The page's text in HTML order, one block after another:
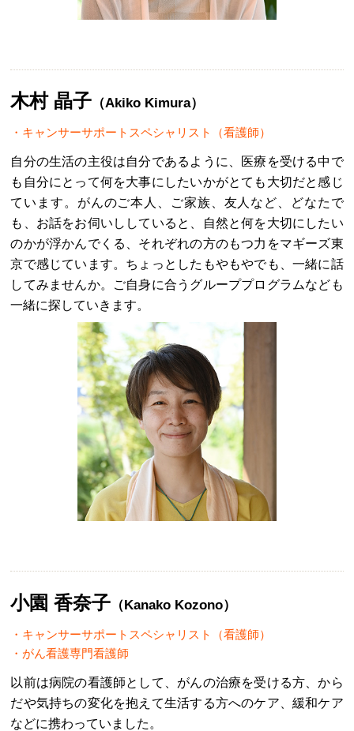
木村 晶子 （Akiko Kimura）
キャンサーサポートスペシャリスト（看護師）
自分の生活の主役は自分であるように、医療を受ける中で
も自分にとって何を大事にしたいかがとても大切だと感じ
ています。がんのご本人、ご家族、友人など、どなたで
も、お話をお伺いししていると、自然と何を大切にしたい
のかが浮かんでくる、それぞれの方のもつ力をマギーズ東
京で感じています。ちょっとしたもやもやでも、一緒に話
してみませんか。ご自身に合うグループプログラムなども
一緒に探していきます。
小園 香奈子 （Kanako Kozono）
キャンサーサポートスペシャリスト（看護師）
がん看護専門看護師
以前は病院の看護師として、がんの治療を受ける方、から
だや気持ちの変化を抱えて生活する方へのケア、緩和ケア
などに携わっていました。